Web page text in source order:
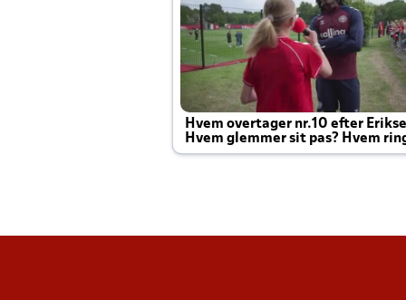
Hvem overtager nr.10 efter
Hvem glemmer sit pas? Hvem
Joachim altid til efter kampe?